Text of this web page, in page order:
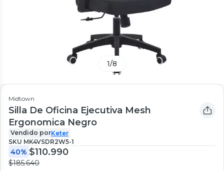
1/8
Midtown
Silla De Oficina Ejecutiva Mesh
Ergonomica Negro
Vendido porKeter
SKU MK4VSDR2W5-1
40% $110.990
$185.640